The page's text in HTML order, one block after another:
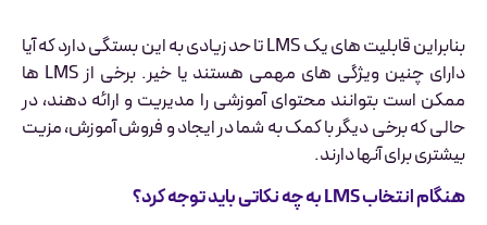
بنابراین قابلیت های یک LMS تا حد زیادی به این بستگی دارد که آیا
دارای چنین ویژگی های مهمی هستند یا خیر. برخی از LMS ها
ممکن است بتوانند محتوای آموزشی را مدیریت و ارائه دهند، در
حالی که برخی دیگر با کمک به شما در ایجاد و فروش آموزش، مزیت
بیشتری برای آنها دارند.
هنگام انتخاب LMS به چه نکاتی باید توجه کرد؟